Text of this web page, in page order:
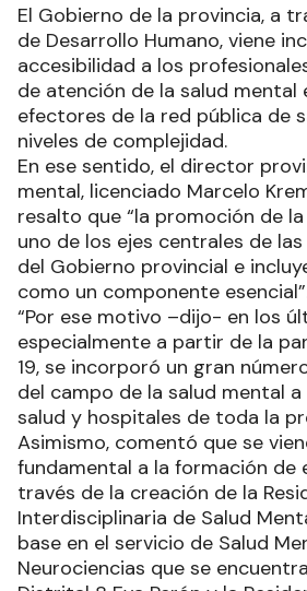
El Gobierno de la provincia, a
de Desarrollo Humano, viene
accesibilidad a los
de atención de la salud mental
efectores de la red pública de
niveles de complejidad.
En ese sentido, el director
mental, licenciado Marcelo
resalto que “la promoción de
uno de los ejes centrales de
del Gobierno provincial e
como un componente
“Por ese motivo –dijo- en los
especialmente a partir de la
19, se incorporó un gran
del campo de la salud mental
salud y hospitales de toda la
Asimismo, comentó que se
fundamental a la formación de
través de la creación de la
Interdisciplinaria de Salud
base en el servicio de Salud
Neurociencias que se